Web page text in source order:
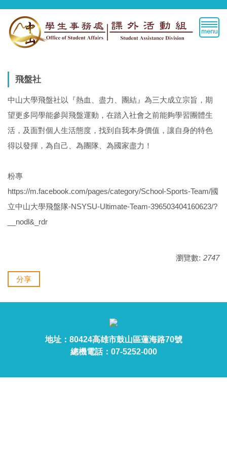
跳
主
要
區
飛盤社
中山大學飛盤社以『熱血、盡力、團結』為三大成立宗旨，期
望更多同學能參與飛盤運動，在踏入社會之前能夠學習團體生
活，及面對個人生活態度，找到自我本身價值，讓自身的特色
得以發揮，為自己、為團隊、為國家盡力！
粉專
https://m.facebook.com/pages/category/School-Sports-Team/國
立中山大學飛盤隊-NSYSU-Ultimate-Team-396503404160623/?
__nodl&_rdr
瀏覽數: 2747
分享
地址：80424高雄市鼓山區蓮海路70號
總機電話：07-5252-000